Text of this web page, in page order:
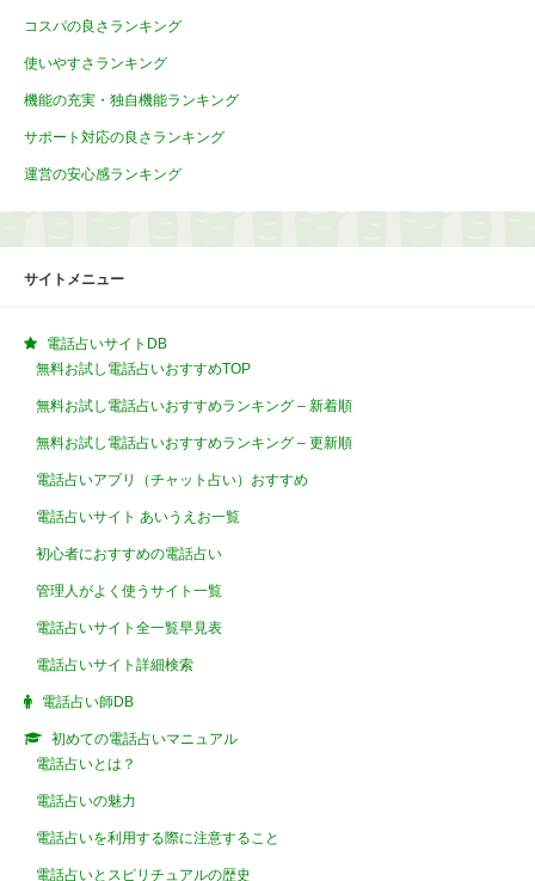
コスパの良さランキング
使いやすさランキング
機能の充実・独自機能ランキング
サポート対応の良さランキング
運営の安心感ランキング
サイトメニュー
電話占いサイトDB
無料お試し電話占いおすすめTOP
無料お試し電話占いおすすめランキング – 新着順
無料お試し電話占いおすすめランキング – 更新順
電話占いアプリ（チャット占い）おすすめ
電話占いサイト あいうえお一覧
初心者におすすめの電話占い
管理人がよく使うサイト一覧
電話占いサイト全一覧早見表
電話占いサイト詳細検索
電話占い師DB
初めての電話占いマニュアル
電話占いとは？
電話占いの魅力
電話占いを利用する際に注意すること
電話占いとスピリチュアルの歴史